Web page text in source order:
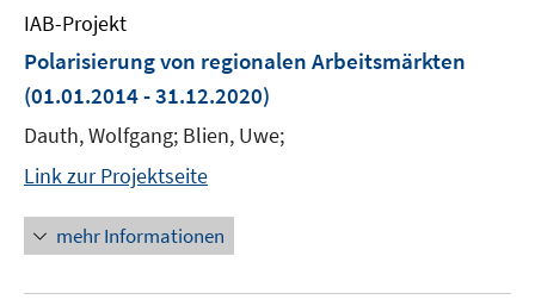
IAB-Projekt
Polarisierung von regionalen Arbeitsmärkten
(01.01.2014 - 31.12.2020)
Dauth, Wolfgang; Blien, Uwe;
Link zur Projektseite
mehr Informationen